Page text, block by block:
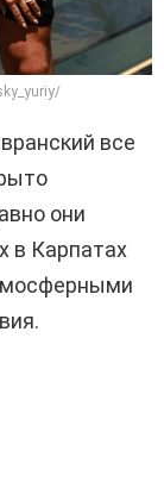
все
они
в Карпатах